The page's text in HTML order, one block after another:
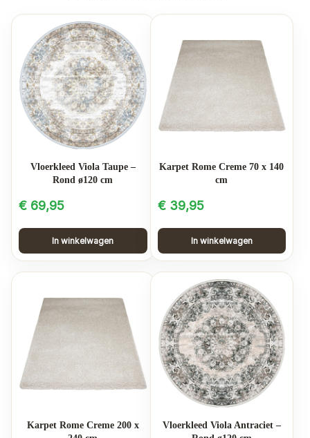
Vloerkleed Viola Taupe –
Rond ø120 cm
€ 69,95
In winkelwagen
Karpet Rome Creme 70 x 140
cm
€39,95
In winkelwagen
Karpet Rome Creme 200 x
Vloerkleed Viola Antraciet –